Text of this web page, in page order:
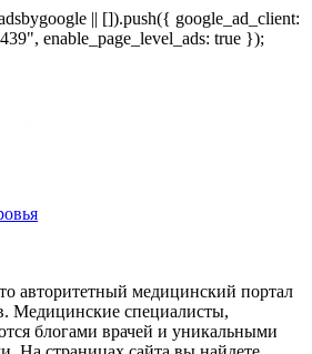
|| []).push({ google_ad_client:
enable_page_level_ads: true });
авторитетный медицинский портал
Медицинские специалисты,
блогами врачей и уникальными